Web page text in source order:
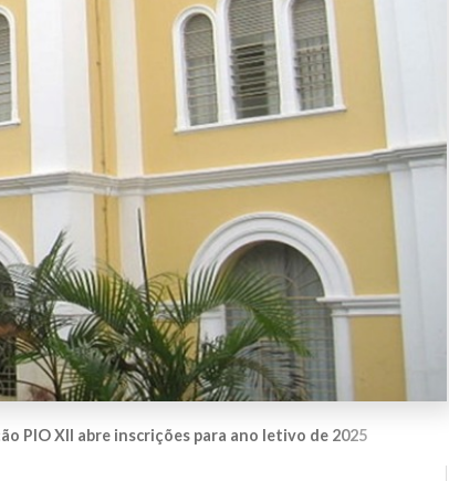
PIO XII abre inscrições para ano letivo de 2025